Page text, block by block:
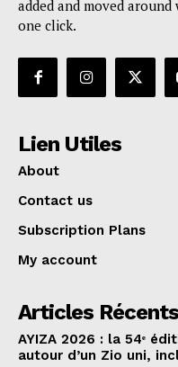
added and moved
one click.
Lien Utiles
About
Contact us
Subscription Plans
My account
Articles Récents
AYIZA 2026 : la 54ᵉ
autour d’un Zio uni,